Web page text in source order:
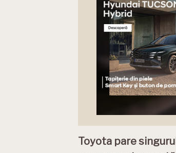
Toyota pare